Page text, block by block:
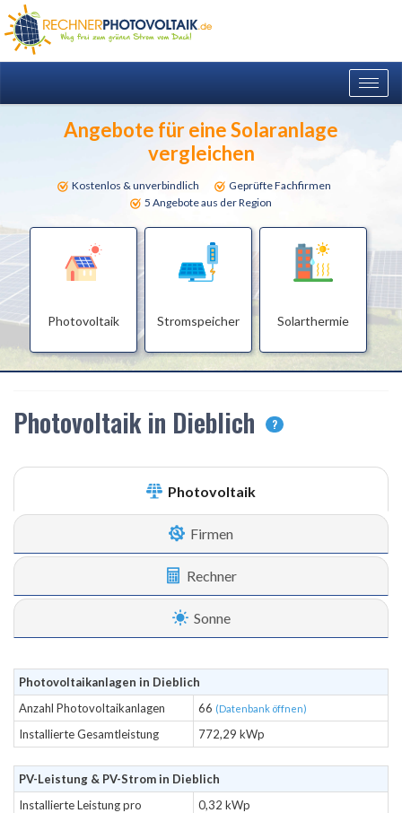
Angebote für eine Solaranlage
vergleichen
Kostenlos & unverbindlich
Geprüfte Fachfirmen
5 Angebote aus der Region
Photovoltaik Stromspeicher Solarthermie
Photovoltaik in Dieblich ?
Photovoltaik
Firmen
Rechner
Sonne
Photovoltaikanlagen in Dieblich
Anzahl Photovoltaikanlagen
66 (Datenbank öffnen)
Installierte Gesamtleistung 772,29 kWp
PV-Leistung & PV-Strom in Dieblich
Installierte Leistung pro
0,32 kWp